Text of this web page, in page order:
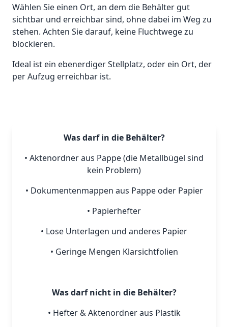
Wählen Sie einen Ort, an dem die Behälter gut
sichtbar und erreichbar sind, ohne dabei im Weg zu
stehen. Achten Sie darauf, keine Fluchtwege zu
blockieren.
Ideal ist ein ebenerdiger Stellplatz, oder ein Ort, der
per Aufzug erreichbar ist.
Was darf in die Behälter?
• Aktenordner aus Pappe (die Metallbügel sind
kein Problem)
• Dokumentenmappen aus Pappe oder Papier
• Papierhefter
• Lose Unterlagen und anderes Papier
• Geringe Mengen Klarsichtfolien
Was darf nicht in die Behälter?
• Hefter & Aktenordner aus Plastik